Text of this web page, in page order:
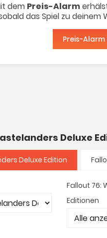
dem Preis-Alarm
das Spiel zu
Preis-
Deluxe
Deluxe Edition
Fallout 76:
Editionen